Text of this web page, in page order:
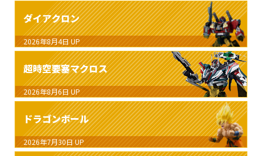
ダイアクロン
2026年8月4日 UP
超時空要塞マクロス
2026年8月6日 UP
ドラゴンボール
2026年7月30日 UP